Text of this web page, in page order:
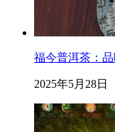
福今普洱茶：
2025年5月28日